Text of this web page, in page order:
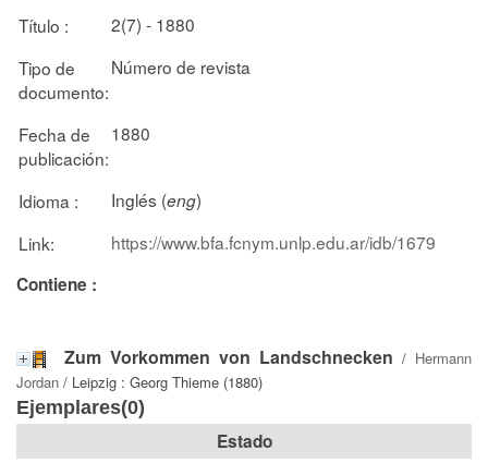
Título :
2(7) - 1880
Tipo de
documento:
Número de revista
Fecha de
publicación:
1880
Idioma : Inglés (eng)
Link:
https://www.bfa.fcnym.unlp.edu.ar/idb/1679
Contiene :
Zum Vorkommen von Landschnecken / Hermann
Jordan / Leipzig : Georg Thieme (1880)
Ejemplares(0)
Estado